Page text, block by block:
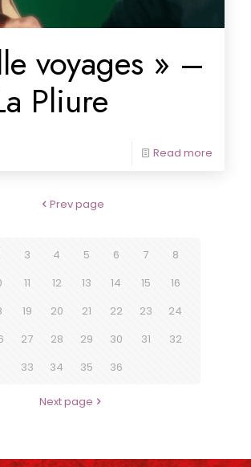
voyages » –
Pliure
Read more
Prev page
3 4 5 6 7
8
11 12 13 14 15
16
19 20 21 22 23
24
27 28 29 30 31
32
33
34 35 36
Next page